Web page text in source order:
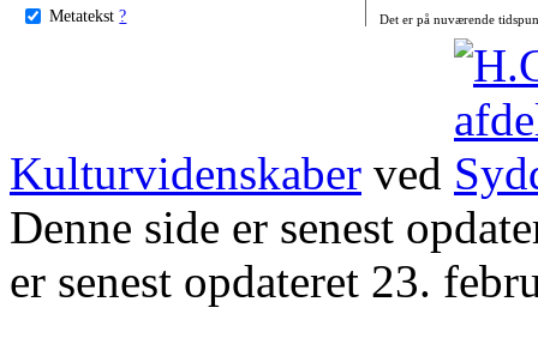
Metatekst ?
Det er på nuværende
Kulturvidenskaber ved
Denne side er senest
er senest opdateret 23.